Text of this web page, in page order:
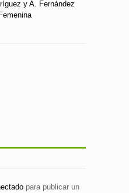
y A. Fernández
para publicar un